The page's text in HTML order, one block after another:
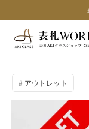
アウトレット